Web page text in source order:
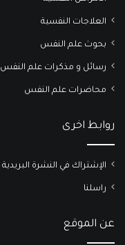
العلاجات النفسية
بحوث علم النفس
رسائل و مذكرات علم النفس
محاضرات علم النفس
روابط اخرى
الإشتراك في النشرة البريدية
راسلنا
عن الموقع